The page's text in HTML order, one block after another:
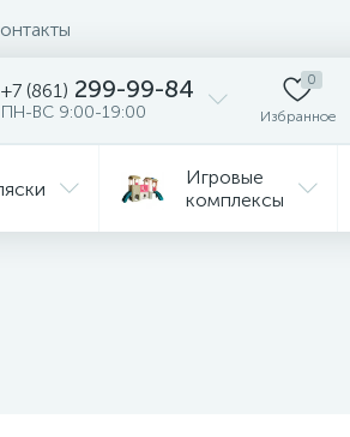
+7 (861) 299-99-84
ПН-ВС 9:00-19:00
0
Избранное
Игровые
комплексы